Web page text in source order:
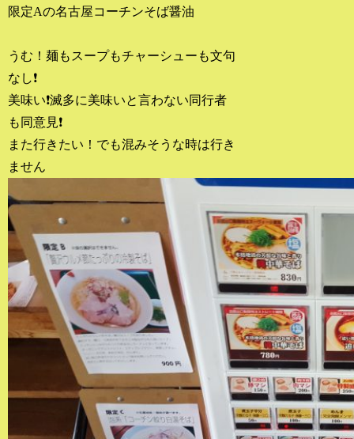
限定Aの名古屋コーチンそば醤油
うむ！麺もスープもチャーシューも文句
なし❗
美味い❗滅多に美味いと言わない同行者
も同意見❗
また行きたい！でも混みそうな時は行き
ません